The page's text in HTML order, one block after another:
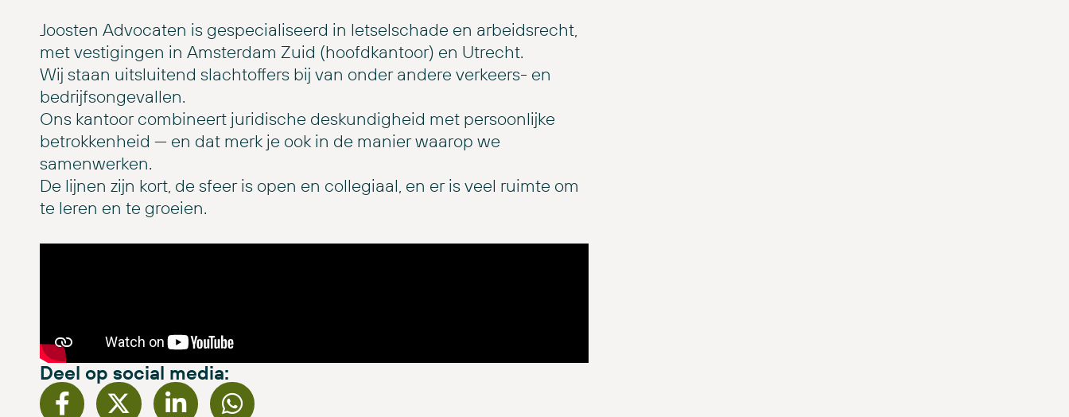
Joosten Advocaten is gespecialiseerd in letselschade en arbeidsrecht,
met vestigingen in Amsterdam Zuid (hoofdkantoor) en Utrecht.
Wij staan uitsluitend slachtoffers bij van onder andere verkeers- en
bedrijfsongevallen.
Ons kantoor combineert juridische deskundigheid met persoonlijke
betrokkenheid — en dat merk je ook in de manier waarop we
samenwerken.
De lijnen zijn kort, de sfeer is open en collegiaal, en er is veel ruimte om
te leren en te groeien.
Deel op social media: